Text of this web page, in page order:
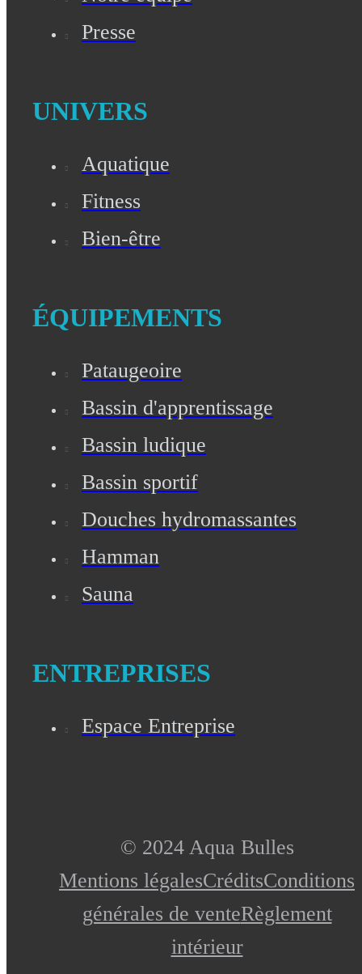
Presse
UNIVERS
Aquatique
Fitness
Bien-être
ÉQUIPEMENTS
Pataugeoire
Bassin d'apprentissage
Bassin ludique
Bassin sportif
Douches hydromassantes
Hamman
Sauna
ENTREPRISES
Espace Entreprise
© 2024 Aqua Bulles
Mentions légalesCréditsConditions
générales de venteRèglement
intérieur